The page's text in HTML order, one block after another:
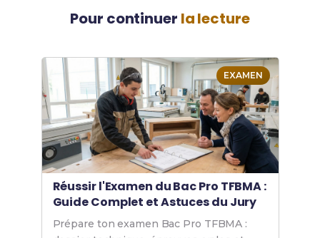
Pour continuer la lecture
EXAMEN
Réussir l'Examen du Bac Pro TFBMA :
Guide Complet et Astuces du Jury
Prépare ton examen Bac Pro TFBMA :